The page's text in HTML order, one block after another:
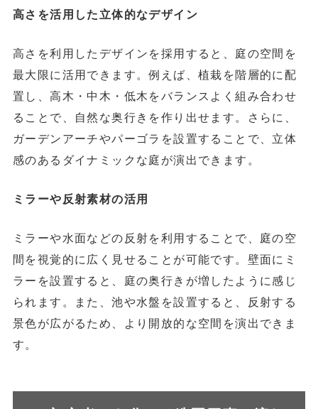
高さを活用した立体的なデザイン
高さを利用したデザインを採用すると、庭の空間を
最大限に活用できます。例えば、植栽を階層的に配
置し、高木・中木・低木をバランスよく組み合わせ
ることで、自然な奥行きを作り出せます。さらに、
ガーデンアーチやパーゴラを設置することで、立体
感のあるダイナミックな庭が演出できます。
ミラーや反射素材の活用
ミラーや水面などの反射を利用することで、庭の空
間を視覚的に広く見せることが可能です。壁面にミ
ラーを設置すると、庭の奥行きが増したように感じ
られます。また、池や水盤を設置すると、反射する
景色が広がるため、より開放的な空間を演出できま
す。